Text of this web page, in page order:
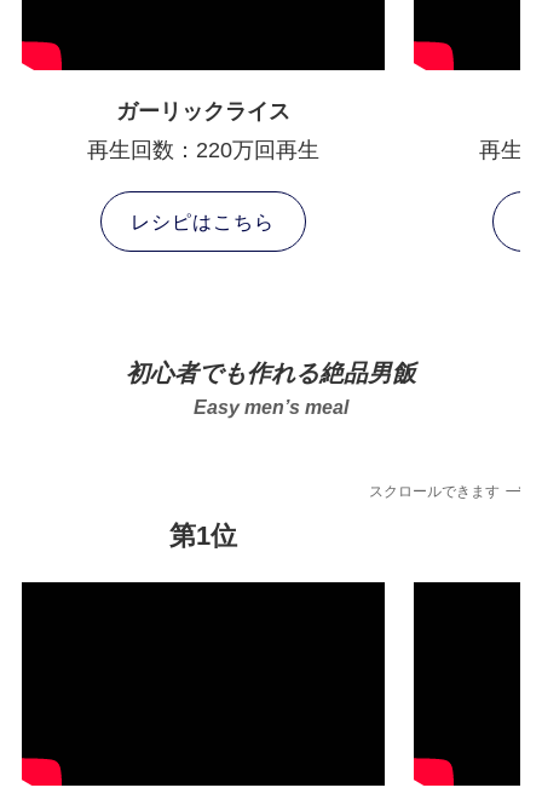
ガーリックライス
再生回数：220万回再生
レシピはこちら
再生
初心者でも作れる絶品男飯
Easy men’s meal
スクロールできます
第1位